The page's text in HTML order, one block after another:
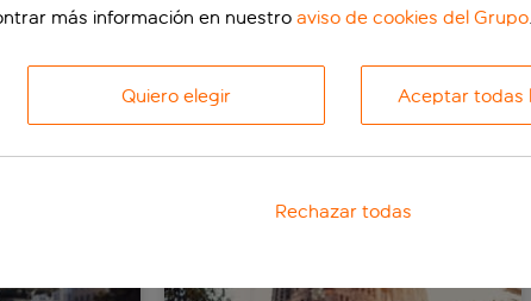
de transporte de easyJet Airlines o las
a través de los siguientes enlaces:
más información en nuestro aviso de cookies del Grupo.
Quiero elegir Aceptar todas
Rechazar todas